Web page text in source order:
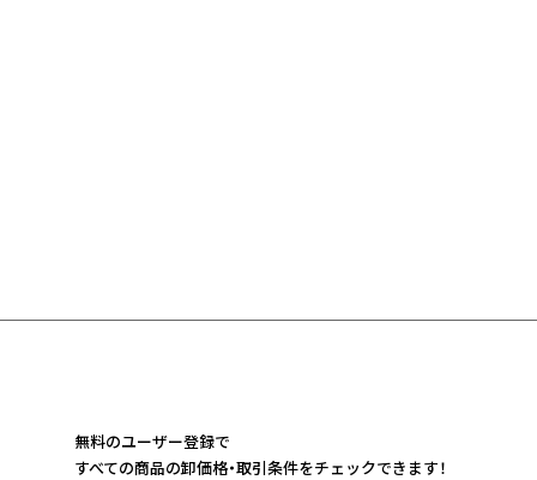
無料のユーザー登録で
すべての商品の卸価格・取引条件をチェックできます！